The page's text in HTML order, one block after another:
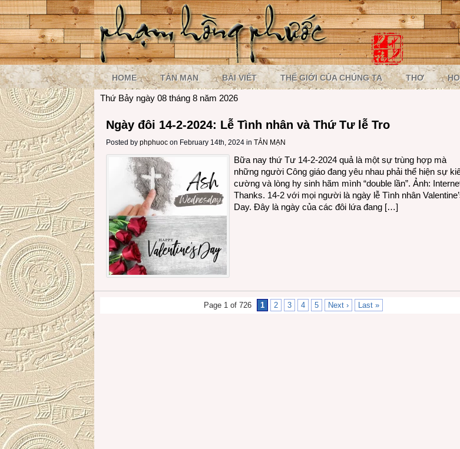
HOME TẢN MẠN BÀI VIẾT THẾ GIỚI CỦA CHÚNG TA THƠ
Thứ Bảy ngày 08 tháng 8 năm 2026
Ngày đôi 14-2-2024: Lễ Tình nhân và Thứ Tư lễ Tro
Posted by phphuoc on February 14th, 2024 in TẢN MẠN
Bữa nay thứ Tư 14-2-2024 quả là một sự trùng hợp mà
những người Công giáo đang yêu nhau phải thể hiện sự
cường và lòng hy sinh hãm mình “double lần”. Ảnh:
Thanks. 14-2 với mọi người là ngày lễ Tình nhân
Day. Đây là ngày của các đôi lứa đang […]
Page 1 of 726 1 2 3 4 5 Next › Last »